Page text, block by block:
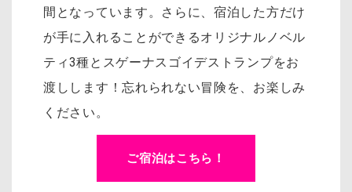
間となっています。さらに、宿泊した方だけ
が手に入れることができるオリジナルノベル
ティ3種とスゲーナスゴイデストランプをお
渡しします！忘れられない冒険を、お楽しみ
ください。
ご宿泊はこちら！